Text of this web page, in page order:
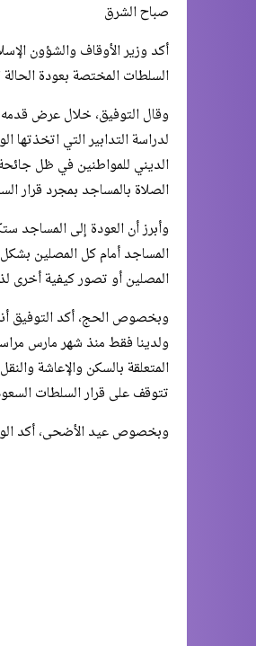
صباح الشرق
أكد وزير الأوقاف والشؤون
السلطات المختصة بعودة
وقال التوفيق، خلال عرض قدمه
لدراسة التدابير التي
الديني للمواطنين في ظل جائحة
الصلاة بالمساجد بمجرد قرار
وأبرز أن العودة إلى المساجد
المساجد أمام كل المصلين
المصلين أو تصور كيفية أخرى
وبخصوص الحج، أكد التوفيق
ولدينا فقط منذ شهر مارس
المتعلقة بالسكن والإعاشة
تتوقف على قرار السلطات
وبخصوص عيد الأضحى، أكد